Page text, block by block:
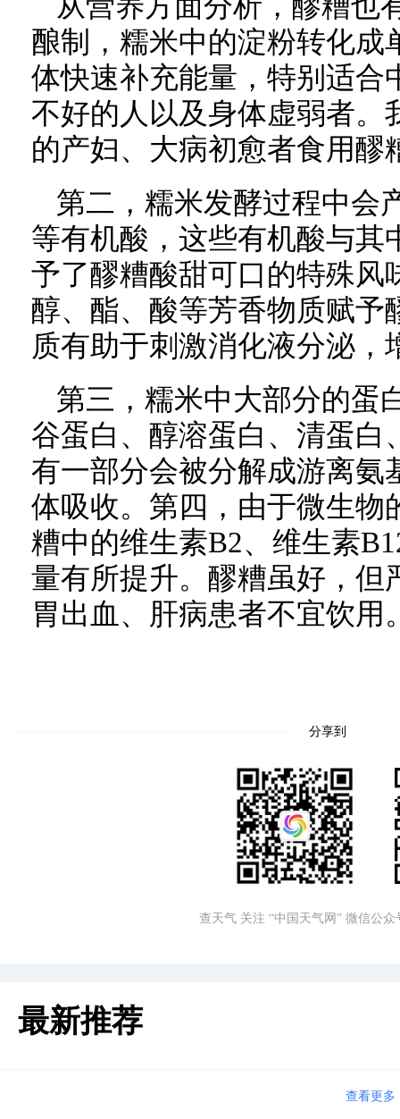
酿制，糯米中的淀粉转化成
体快速补充能量，特别适合
不好的人以及身体虚弱者。
的产妇、大病初愈者食用醪
第二，糯米发酵过程中会
等有机酸，这些有机酸与其
予了醪糟酸甜可口的特殊风
醇、酯、酸等芳香物质赋予
质有助于刺激消化液分泌，
第三，糯米中大部分的蛋
谷蛋白、醇溶蛋白、清蛋白
有一部分会被分解成游离氨
体吸收。第四，由于微生物
糟中的维生素B2、维生素
量有所提升。醪糟虽好，但
胃出血、肝病患者不宜饮用
分享到
查天气 关注 “中国天气网” 微信公众
最新推荐
查看更多